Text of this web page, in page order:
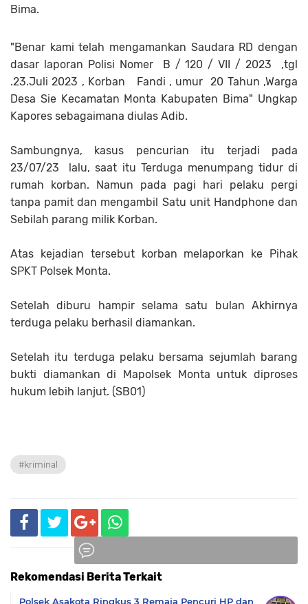
Bima.
"Benar kami telah mengamankan Saudara RD dengan
dasar laporan Polisi Nomer B / 120 / VII / 2023 ,tgl
.23.Juli 2023 , Korban Fandi , umur 20 Tahun ,Warga
Desa Sie Kecamatan Monta Kabupaten Bima" Ungkap
Kapores sebagaimana diulas Adib.
Sambungnya, kasus pencurian itu terjadi pada
23/07/23 lalu, saat itu Terduga menumpang tidur di
rumah korban. Namun pada pagi hari pelaku pergi
tanpa pamit dan mengambil Satu unit Handphone dan
Sebilah parang milik Korban.
Atas kejadian tersebut korban melaporkan ke Pihak
SPKT Polsek Monta.
Setelah diburu hampir selama satu bulan Akhirnya
terduga pelaku berhasil diamankan.
Setelah itu terduga pelaku bersama sejumlah barang
bukti diamankan di Mapolsek Monta untuk diproses
hukum lebih lanjut. (SB01)
#kriminal
Rekomendasi Berita Terkait
Polsek Asakota Ringkus 3 Remaja Pencuri HP dan